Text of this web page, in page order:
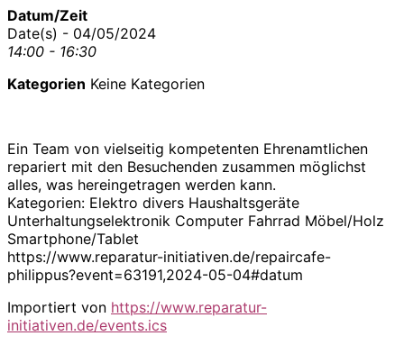
Datum/Zeit
Date(s) - 04/05/2024
14:00 - 16:30
Kategorien Keine Kategorien
Ein Team von vielseitig kompetenten Ehrenamtlichen
repariert mit den Besuchenden zusammen möglichst
alles, was hereingetragen werden kann.
Kategorien: Elektro divers Haushaltsgeräte
Unterhaltungselektronik Computer Fahrrad Möbel/Holz
Smartphone/Tablet
https://www.reparatur-initiativen.de/repaircafe-
philippus?event=63191,2024-05-04#datum
Importiert von https://www.reparatur-
initiativen.de/events.ics